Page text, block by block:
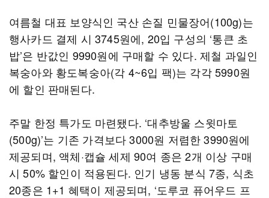
여름철 대표 보양식인 국산 손질 민물장어(100g)는
행사카드 결제 시 3745원에, 20입 구성의 ‘통큰 초
밥’은 반값인 9990원에 구매할 수 있다. 제철 과일인
복숭아와 황도복숭아(각 4~6입 팩)는 각각 5990원
에 할인 판매된다.
주말 한정 특가도 마련됐다. ‘대추방울 스윗마토
(500g)’는 기존 가격보다 3000원 저렴한 3990원에
제공되며, 액체·캡슐 세제 90여 종은 2개 이상 구매
시 50% 할인이 적용된다. 인기 냉동 분식 7종, 식초
20종은 1+1 혜택이 제공되며, ‘도루코 퓨어우드 프